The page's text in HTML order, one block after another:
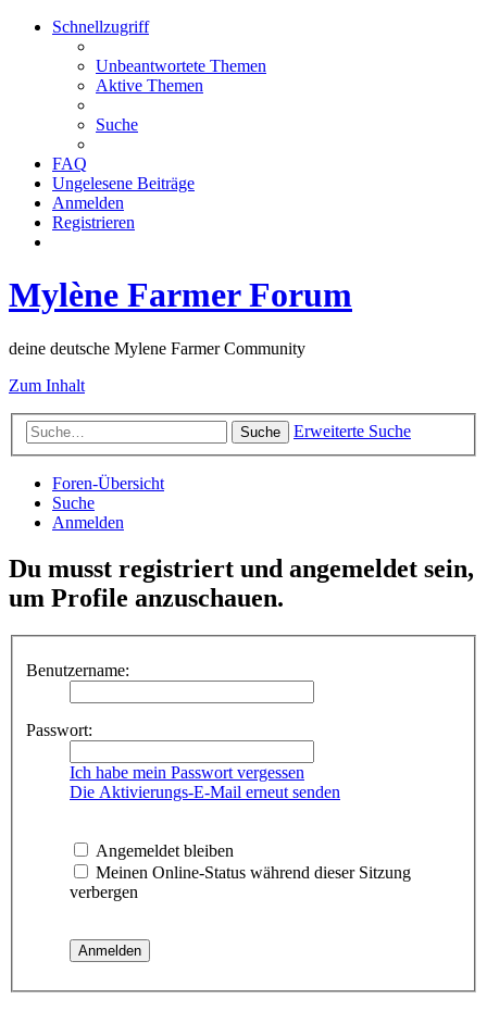
Schnellzugriff
Unbeantwortete Themen
Aktive Themen
Suche
FAQ
Ungelesene Beiträge
Anmelden
Registrieren
Mylène Farmer Forum
deine deutsche Mylene Farmer Community
Zum Inhalt
Suche Erweiterte Suche
Foren-Übersicht
Suche
Anmelden
Du musst registriert und angemeldet sein,
um Profile anzuschauen.
Benutzername:
Passwort:
Ich habe mein Passwort vergessen
Die Aktivierungs-E-Mail erneut senden
Angemeldet bleiben
Meinen Online-Status während dieser Sitzung
verbergen